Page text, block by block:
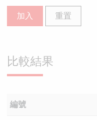
加入 重置
比較結果
編號
牛熊證文件及公告
牛熊證文件及公告 (瑞信)
ADR
收市競價變化